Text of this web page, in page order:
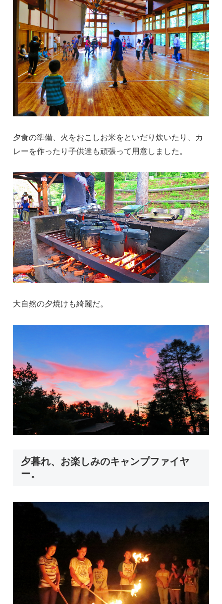
夕食の準備、火をおこしお米をといだり炊いたり、カ
レーを作ったり子供達も頑張って用意しました。
大自然の夕焼けも綺麗だ。
夕暮れ、お楽しみのキャンプファイヤ
ー。